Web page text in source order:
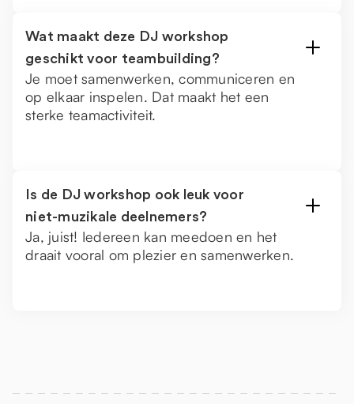
Wat maakt deze DJ workshop
geschikt voor teambuilding?
Je moet samenwerken, communiceren en
op elkaar inspelen. Dat maakt het een
sterke teamactiviteit.
Is de DJ workshop ook leuk voor
niet-muzikale deelnemers?
Ja, juist! Iedereen kan meedoen en het
draait vooral om plezier en samenwerken.